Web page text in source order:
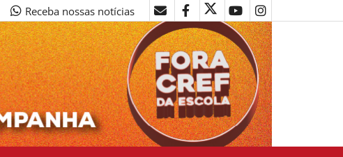
Receba nossas notícias